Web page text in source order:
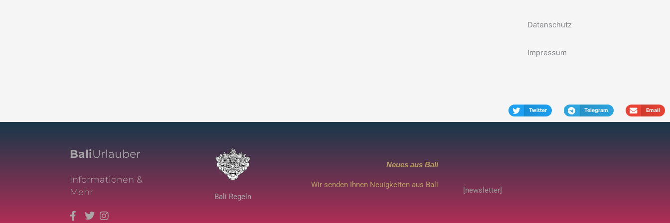
Datenschutz
Impressum
Twitter Telegram Email
BaliUrlauber
Informationen &
Mehr
Bali Regeln
Neues aus Bali
Wir senden Ihnen Neuigkeiten aus Bali
[newsletter]